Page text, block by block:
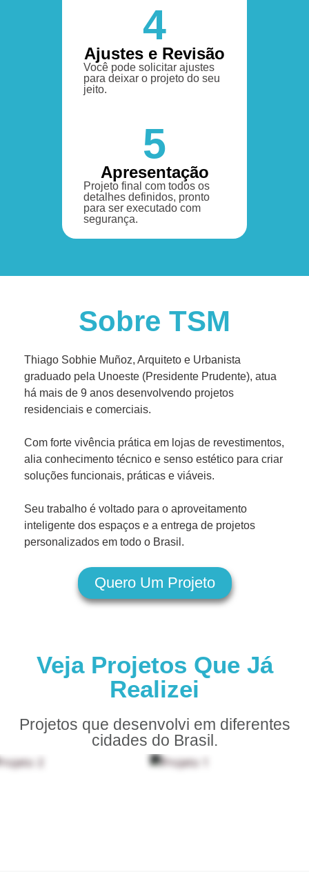
4
Ajustes e Revisão
Você pode solicitar ajustes
para deixar o projeto do seu
jeito.
5
Apresentação
Projeto final com todos os
detalhes definidos, pronto
para ser executado com
segurança.
Sobre TSM
Thiago Sobhie Muñoz, Arquiteto e Urbanista
graduado pela Unoeste (Presidente Prudente), atua
há mais de 9 anos desenvolvendo projetos
residenciais e comerciais.
Com forte vivência prática em lojas de revestimentos,
alia conhecimento técnico e senso estético para criar
soluções funcionais, práticas e viáveis.
Seu trabalho é voltado para o aproveitamento
inteligente dos espaços e a entrega de projetos
personalizados em todo o Brasil.
Quero Um Projeto
Veja Projetos Que Já
Realizei
Projetos que desenvolvi em diferentes
cidades do Brasil.